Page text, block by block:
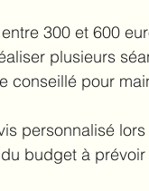
300 et 600
plusieurs
conseillé pour
personnalisé
budget à